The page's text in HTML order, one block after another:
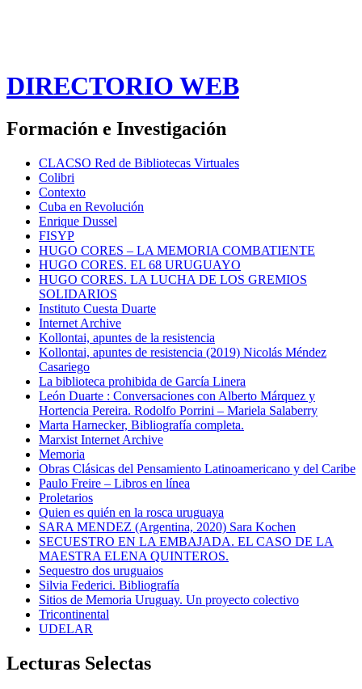
DIRECTORIO WEB
Formación e Investigación
CLACSO Red de Bibliotecas Virtuales
Colibri
Contexto
Cuba en Revolución
Enrique Dussel
FISYP
HUGO CORES – LA MEMORIA COMBATIENTE
HUGO CORES. EL 68 URUGUAYO
HUGO CORES. LA LUCHA DE LOS GREMIOS
SOLIDARIOS
Instituto Cuesta Duarte
Internet Archive
Kollontai, apuntes de la resistencia
Kollontai, apuntes de resistencia (2019) Nicolás Méndez
Casariego
La biblioteca prohibida de García Linera
León Duarte : Conversaciones con Alberto Márquez y
Hortencia Pereira. Rodolfo Porrini – Mariela Salaberry
Marta Harnecker, Bibliografía completa.
Marxist Internet Archive
Memoria
Obras Clásicas del Pensamiento Latinoamericano y del Caribe
Paulo Freire – Libros en línea
Proletarios
Quien es quién en la rosca uruguaya
SARA MENDEZ (Argentina, 2020) Sara Kochen
SECUESTRO EN LA EMBAJADA. EL CASO DE LA
MAESTRA ELENA QUINTEROS.
Sequestro dos uruguaios
Silvia Federici. Bibliografía
Sitios de Memoria Uruguay. Un proyecto colectivo
Tricontinental
UDELAR
Lecturas Selectas